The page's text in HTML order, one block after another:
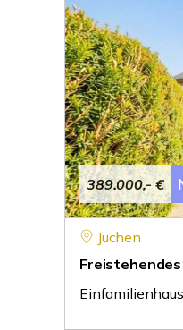
389.000,- €
Jüchen
Einfamilienhaus